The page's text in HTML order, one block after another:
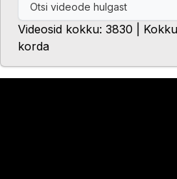
Videosid kokku: 3830 |
korda